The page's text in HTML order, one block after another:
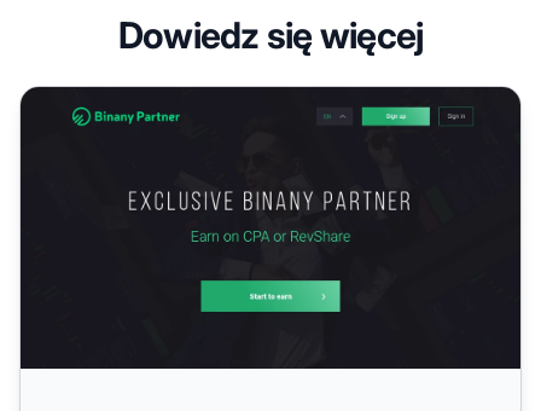
Dowiedz się więcej
Program partnerski Binany